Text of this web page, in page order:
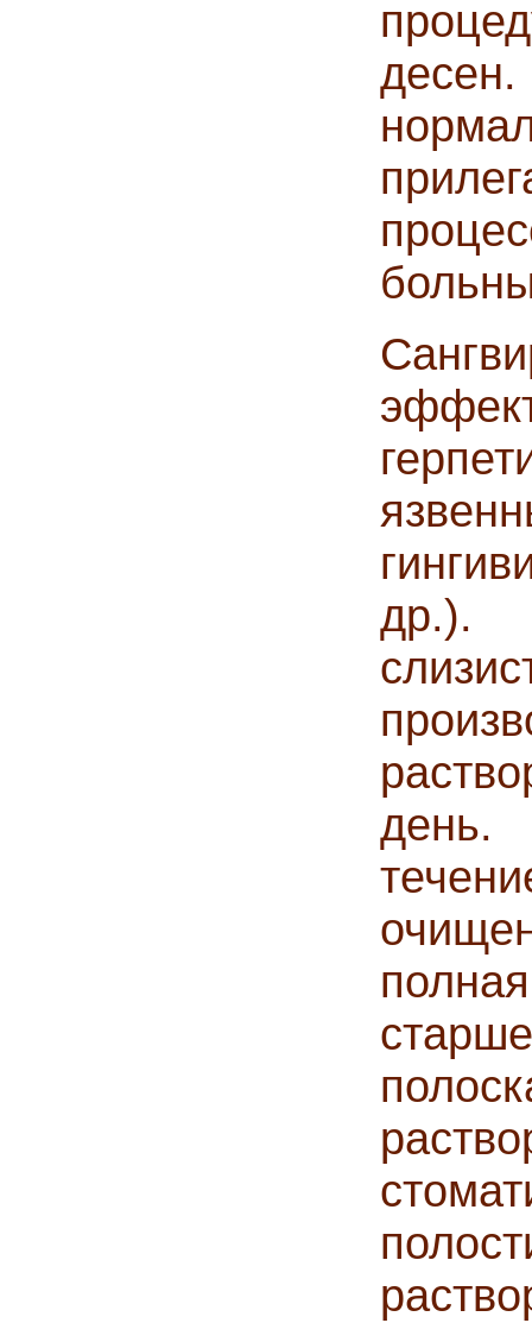
др.).